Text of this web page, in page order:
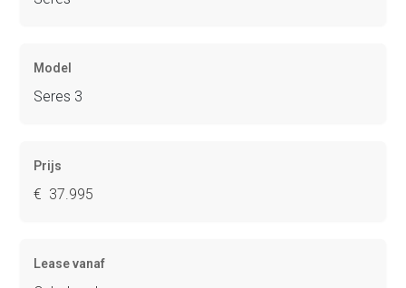
Model
Seres 3
Prijs
€ 37.995
Lease vanaf